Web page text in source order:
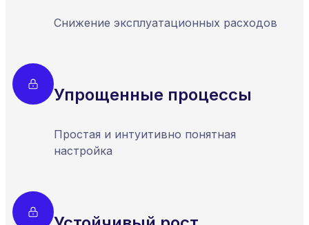
Снижение эксплуатационных расходов
Упрощенные процессы
Простая и интуитивно понятная
настройка